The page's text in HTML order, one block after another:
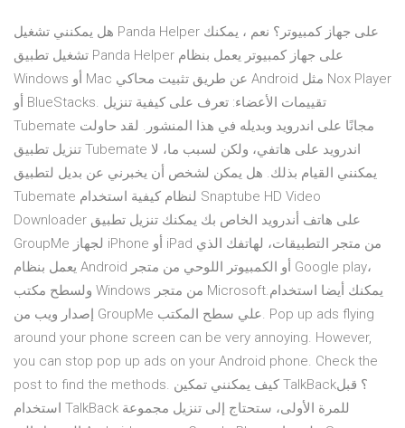
هل يمكنني تشغيل Panda Helper على جهاز كمبيوتر؟ نعم ، يمكنك
تشغيل تطبيق Panda Helper على جهاز كمبيوتر يعمل بنظام
Windows أو Mac عن طريق تثبيت محاكي Android مثل Nox Player
أو BlueStacks. تقييمات الأعضاء: تعرف على كيفية تنزيل
Tubemate مجانًا على اندرويد وبديله في هذا المنشور. لقد حاولت
تنزيل تطبيق Tubemate اندرويد على هاتفي، ولكن لسبب ما، لا
يمكنني القيام بذلك. هل يمكن لشخص أن يخبرني عن بديل لتطبيق
Tubemate لنظام كيفية استخدام Snaptube HD Video
Downloader على هاتف أندرويد الخاص بك يمكنك تنزيل تطبيق
GroupMe لجهاز iPhone أو iPad من متجر التطبيقات، لهاتفك الذي
يعمل بنظام Android أو الكمبيوتر اللوحي من متجر Google play،
ولسطح مكتب Windows من متجر Microsoft.يمكنك أيضا استخدام
إصدار ويب من GroupMe علي سطح المكتب. Pop up ads flying
around your phone screen can be very annoying. However,
you can stop pop up ads on your Android phone. Check the
post to find the methods. كيف يمكنني تمكين TalkBack؟ قبل
استخدام TalkBack للمرة الأولى، ستحتاج إلى تنزيل مجموعة